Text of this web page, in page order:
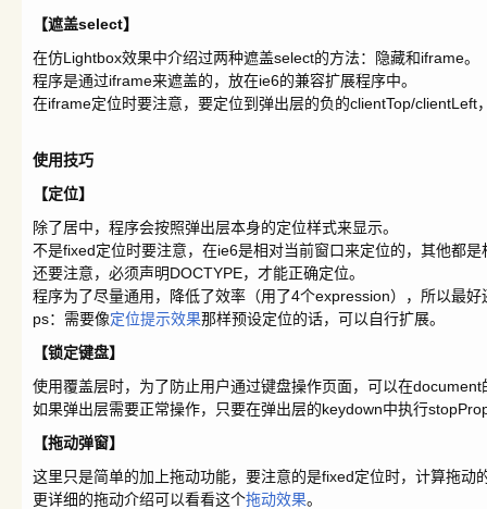
【遮盖select】
在仿Lightbox效果中介绍过两种遮盖select的方法：隐藏和iframe。
程序是通过iframe来遮盖的，放在ie6的兼容扩展程序中。
在iframe定位时要注意，要定位到弹出层的负的clientTop/clientLeft
使用技巧
【定位】
除了居中，程序会按照弹出层本身的定位样式来显示。
不是fixed定位时要注意，在ie6是相对当前窗口来定位的，其他都
还要注意，必须声明DOCTYPE，才能正确定位。
程序为了尽量通用，降低了效率（用了4个expression），所以最
ps：需要像定位提示效果那样预设定位的话，可以自行扩展。
【锁定键盘】
使用覆盖层时，为了防止用户通过键盘操作页面，可以在
如果弹出层需要正常操作，只要在弹出层的keydown中执行
【拖动弹窗】
这里只是简单的加上拖动功能，要注意的是fixed定位时，计算拖动
更详细的拖动介绍可以看看这个拖动效果。